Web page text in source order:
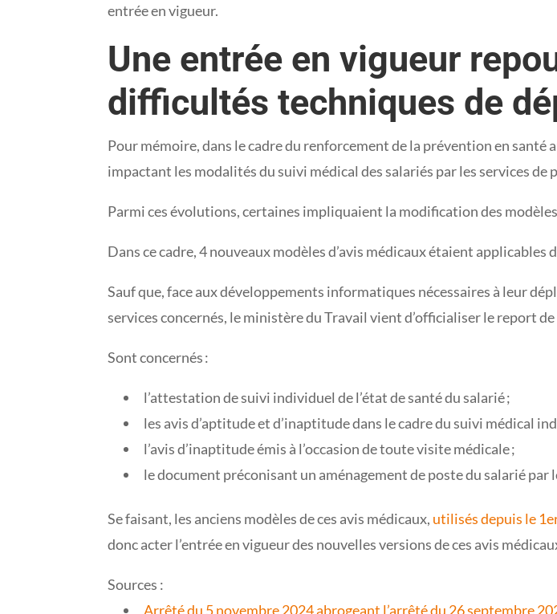
entrée en vigueur.
Une entrée en vigueur
difficultés techniques de
Pour mémoire, dans le cadre du renforcement de la prévention en
impactant les modalités du suivi médical des salariés par les services de
Parmi ces évolutions, certaines impliquaient la modification des modèles
Dans ce cadre, 4 nouveaux modèles d’avis médicaux étaient applicables
Sauf que, face aux développements informatiques nécessaires à leur
services concernés, le ministère du Travail vient d’officialiser le report
Sont concernés :
l’attestation de suivi individuel de l’état de santé du salarié ;
les avis d’aptitude et d’inaptitude dans le cadre du suivi médical
l’avis d’inaptitude émis à l’occasion de toute visite médicale ;
le document préconisant un aménagement de poste du salarié par
Se faisant, les anciens modèles de ces avis médicaux, utilisés depuis le
donc acter l’entrée en vigueur des nouvelles versions de ces avis
Sources :
Arrêté du 5 novembre 2024 abrogeant l’arrêté du 26 septembre